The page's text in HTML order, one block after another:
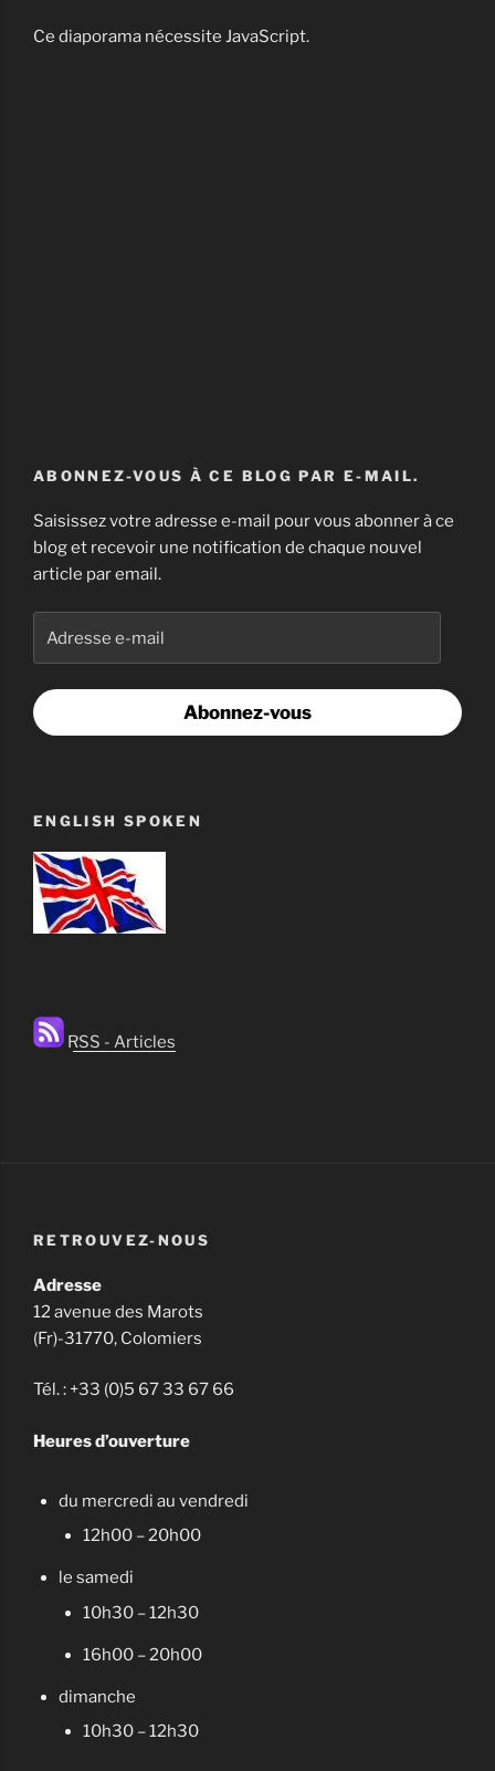
Ce diaporama nécessite JavaScript.
ABONNEZ-VOUS À CE BLOG PAR E-MAIL.
Saisissez votre adresse e-mail pour vous abonner à ce
blog et recevoir une notification de chaque nouvel
article par email.
e-
Abonnez-vous
ENGLISH SPOKEN
RSS - Articles
RETROUVEZ-NOUS
Adresse
12 avenue des Marots
(Fr)-31770, Colomiers
Tél. : +33 (0)5 67 33 67 66
Heures d’ouverture
du mercredi au vendredi
12h00 – 20h00
le samedi
10h30 – 12h30
16h00 – 20h00
dimanche
10h30 – 12h30